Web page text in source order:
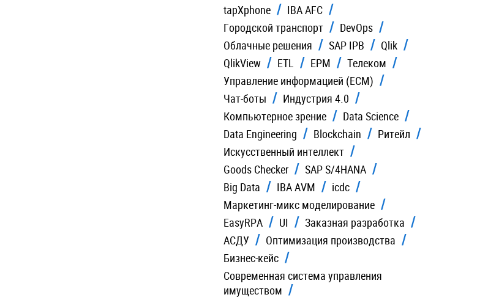
tapXphone
IBA AFC
Городской транспорт
DevOps
Облачные решения
SAP IPB
Qlik
QlikView
ETL EPM
Телеком
Управление информацией (ECM)
Чат-боты
Индустрия 4.0
Компьютерное зрение
Data Science
Data Engineering
Blockchain
Ритейл
Искусственный интеллект
Goods Checker
SAP S/4HANA
Big Data
IBA AVM
icdc
Маркетинг-микс моделирование
EasyRPA
UI
Заказная разработка
АСДУ
Оптимизация производства
Бизнес-кейс
Современная система управления
имуществом